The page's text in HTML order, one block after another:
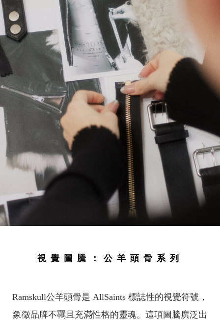
視覺圖騰：公羊頭骨系列
Ramskull公羊頭骨是 AllSaints 標誌性的視覺符號，
象徵品牌不羈且充滿性格的靈魂。這項圖騰廣泛出